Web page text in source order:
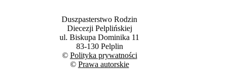
Duszpasterstwo Rodzin
Diecezji Pelplińskiej
ul. Biskupa Dominika 11
83-130 Pelplin
© Polityka prywatności
© Prawa autorskie